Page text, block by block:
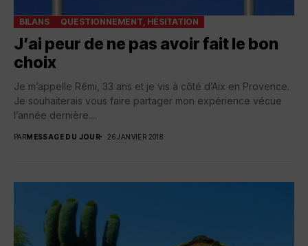
BILANS QUESTIONNEMENT, HÉSITATION
J’ai peur de ne pas avoir fait le bon
choix
Je m’appelle Rémi, 33 ans et je vis à côté d’Aix en Provence.
Je souhaiterais vous faire partager mon expérience vécue
l’année dernière....
PARMESSAGE DU JOUR 26 JANVIER 2018